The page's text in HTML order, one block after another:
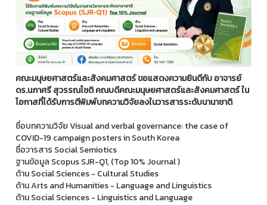
คณะมนุษยศาสตร์และสังคมศาสตร์ ขอแสดงความยินดีกับ อาจารย์
ดร.นภาศรี สุวรรณโชติ คณบดีคณะมนุษยศาสตร์และสังคมศาสตร์ ใน
โอกาสที่ได้รับการตีพิมพ์บทความวิจัยลงในวารสารระดับนานาชาติ
ชื่อบทความวิจัย Visual and verbal governance: the case of
COVID-19 campaign posters in South Korea
ชื่อวารสาร Social Semiotics
ฐานข้อมูล Scopus SJR-Q1, (Top 10% Journal )
ด้าน Social Sciences - Cultural Studies
ด้าน Arts and Humanities - Language and Linguistics
ด้าน Social Sciences - Linguistics and Language